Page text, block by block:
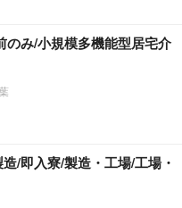
のみ/小規模多機能型居宅介
/即入寮/製造・工場/工場・